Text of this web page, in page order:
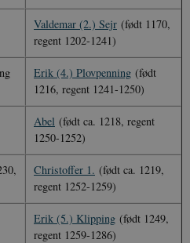
Valdemar (2.) Sejr (født 1170,
regent 1202-1241)
Erik (4.) Plovpenning (født
1216, regent 1241-1250)
Abel (født ca. 1218, regent
1250-1252)
Christoffer 1. (født ca. 1219,
regent 1252-1259)
Erik (5.) Klipping (født 1249,
regent 1259-1286)